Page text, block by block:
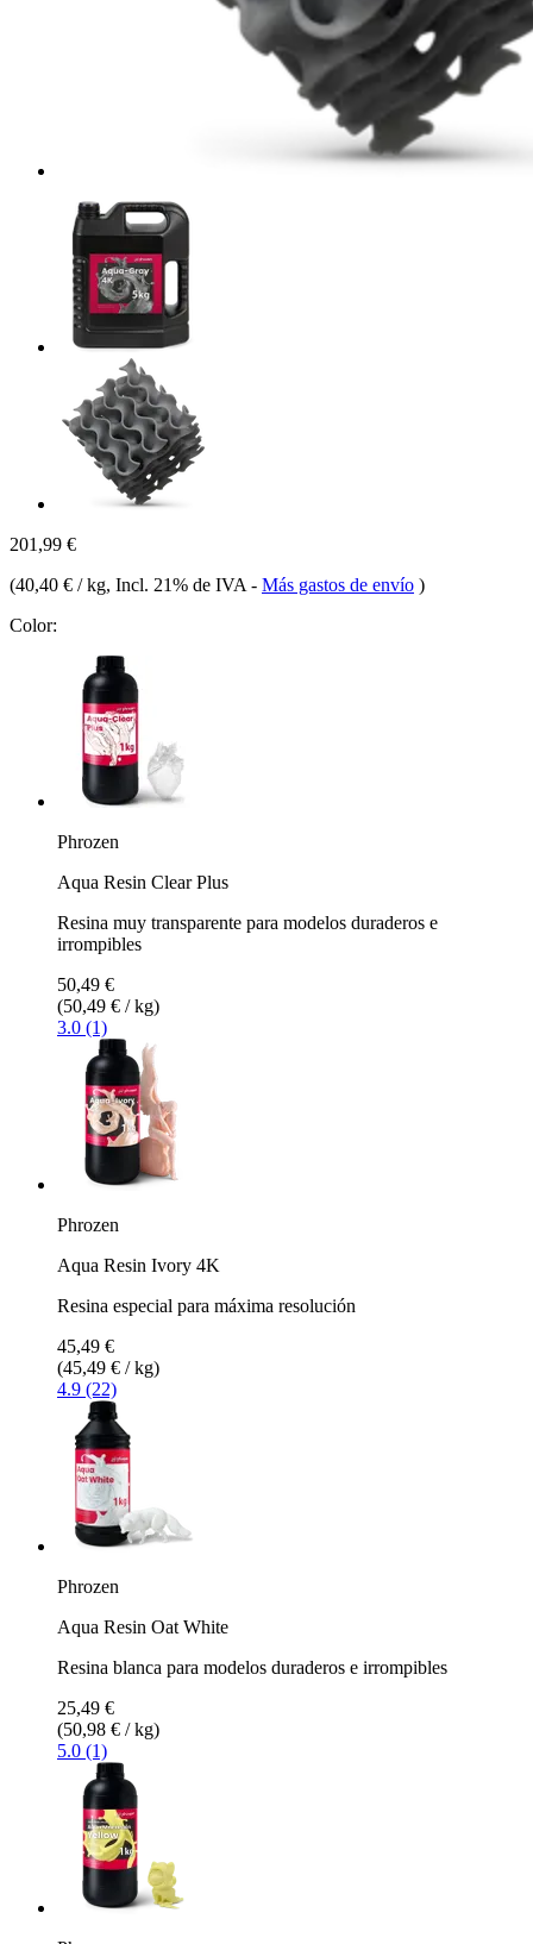
201,99 €
(40,40 € / kg, Incl. 21% de IVA - Más gastos de envío )
Color:
Phrozen
Aqua Resin Clear Plus
Resina muy transparente para modelos duraderos e
irrompibles
50,49 €
(50,49 € / kg)
3.0 (1)
Phrozen
Aqua Resin Ivory 4K
Resina especial para máxima resolución
45,49 €
(45,49 € / kg)
4.9 (22)
Phrozen
Aqua Resin Oat White
Resina blanca para modelos duraderos e irrompibles
25,49 €
(50,98 € / kg)
5.0 (1)